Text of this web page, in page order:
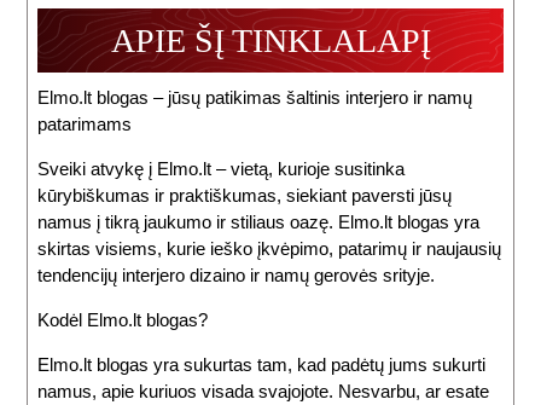
APIE ŠĮ TINKLALAPĮ
Elmo.lt blogas – jūsų patikimas šaltinis interjero ir namų
patarimams
Sveiki atvykę į Elmo.lt – vietą, kurioje susitinka
kūrybiškumas ir praktiškumas, siekiant paversti jūsų
namus į tikrą jaukumo ir stiliaus oazę. Elmo.lt blogas yra
skirtas visiems, kurie ieško įkvėpimo, patarimų ir naujausių
tendencijų interjero dizaino ir namų gerovės srityje.
Kodėl Elmo.lt blogas?
Elmo.lt blogas yra sukurtas tam, kad padėtų jums sukurti
namus, apie kuriuos visada svajojote. Nesvarbu, ar esate